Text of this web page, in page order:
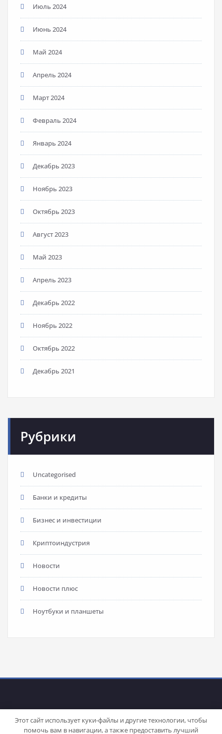
Июль 2024
Июнь 2024
Май 2024
Апрель 2024
Март 2024
Февраль 2024
Январь 2024
Декабрь 2023
Ноябрь 2023
Октябрь 2023
Август 2023
Май 2023
Апрель 2023
Декабрь 2022
Ноябрь 2022
Октябрь 2022
Декабрь 2021
Рубрики
Uncategorised
Банки и кредиты
Бизнес и инвестиции
Криптоиндустрия
Новости
Новости плюс
Ноутбуки и планшеты
Этот сайт использует куки-файлы и другие технологии, чтобы
помочь вам в навигации, а также предоставить лучший